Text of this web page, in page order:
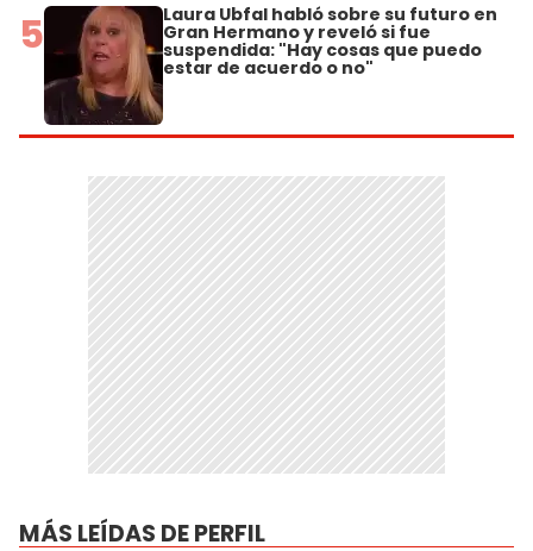
5 Laura Ubfal habló sobre su futuro en
Gran Hermano y reveló si fue
suspendida: "Hay cosas que puedo
estar de acuerdo o no"
MÁS LEÍDAS DE PERFIL